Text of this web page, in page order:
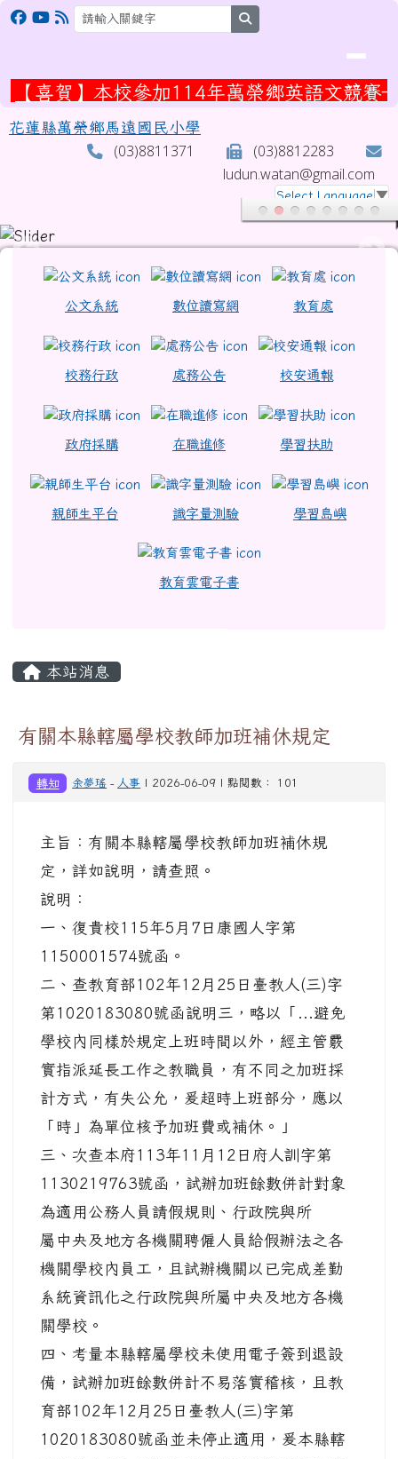
跳至主內容區
花蓮縣萬榮鄉馬遠國民小學
【喜賀】本校參加114年萬榮鄉英語文競
花蓮縣萬榮鄉馬遠國民小學
(03)8811371
(03)8812283
ludun.watan@gmail.com
Select Language ▼
公文系統 數位讀寫網 教育處
校務行政 處務公告 校安通報
政府採購 在職進修 學習扶助
親師生平台 識字量測驗 學習島嶼
教育雲電子書
本站消息
有關本縣轄屬學校教師加班補休規定
轉知 余夢瑤 - 人事 | 2026-06-09 | 點閱數： 101
主旨：有關本縣轄屬學校教師加班補休規
定，詳如說明，請查照。
說明：
一、復貴校115年5月7日康國人字第
1150001574號函。
二、查教育部102年12月25日臺教人(三)字
第1020183080號函說明三，略以「...避免
學校內同樣於規定上班時間以外，經主管覈
實指派延長工作之教職員，有不同之加班採
計方式，有失公允，爰超時上班部分，應以
「時」為單位核予加班費或補休。」
三、次查本府113年11月12日府人訓字第
1130219763號函，試辦加班餘數併計對象
為適用公務人員請假規則、行政院與所
屬中央及地方各機關聘僱人員給假辦法之各
機關學校內員工，且試辦機關以已完成差勤
系統資訊化之行政院與所屬中央及地方各機
關學校。
四、考量本縣轄屬學校未使用電子簽到退設
備，試辦加班餘數併計不易落實稽核，且教
育部102年12月25日臺教人(三)字第
1020183080號函並未停止適用，爰本縣轄
頁尾區域